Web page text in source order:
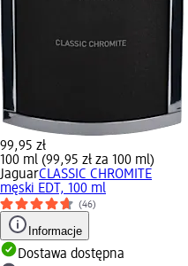
99,95 zł
100 ml (99,95 zł za 100 ml)
JaguarCLASSIC CHROMITE
męski EDT, 100 ml
(46)
Informacje
Dostawa dostępna